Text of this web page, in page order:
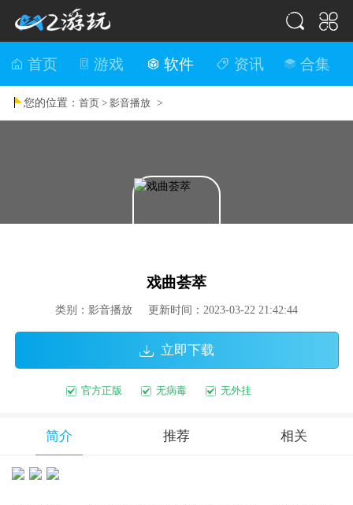
首页 游戏 软件 资讯 合集
您的位置：首页 >影音播放 >
戏曲荟萃
类别：影音播放 更新时间：2023-03-22 21:42:44
立即下载
官方正版 无病毒 无外挂
简介 推荐 相关